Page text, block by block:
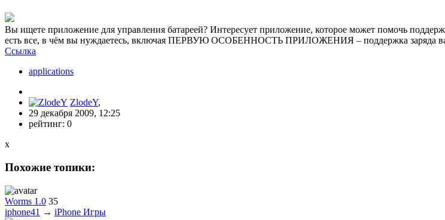
Вы ищете приложение для управления батареей? Интересует приложение, которое может помочь
есть все, в чём вы нуждаетесь, включая ПЕРВУЮ ОСОБЕННОСТЬ ПРИЛОЖЕНИЯ – поддержка заряда
Ссылка
applications
ZlodeY,
29 декабря 2009, 12:25
рейтинг: 0
x
Похожие топики:
Worms 1.0 35
iphone41 → iPhone Игры